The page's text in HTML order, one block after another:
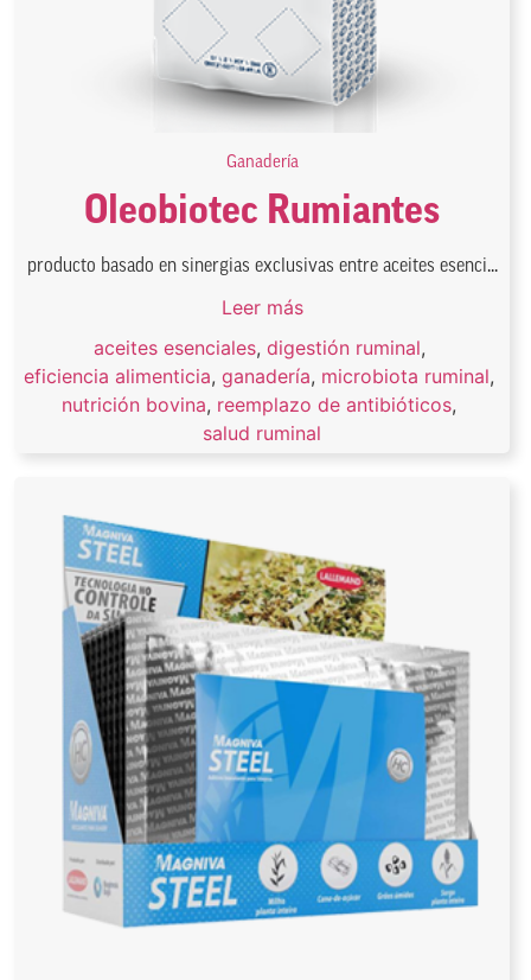
Ganadería
Oleobiotec Rumiantes
producto basado en sinergias exclusivas entre aceites esenci...
Leer más
aceites esenciales, digestión ruminal,
eficiencia alimenticia, ganadería, microbiota ruminal,
nutrición bovina, reemplazo de antibióticos,
salud ruminal